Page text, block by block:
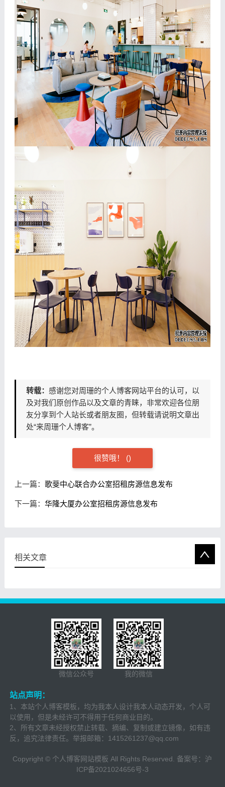
转载： 感谢您对周珊的个人博客网站平台的认可，以
及对我们原创作品以及文章的青睐，非常欢迎各位朋
友分享到个人站长或者朋友圈，但转载请说明文章出
处“来周珊个人博客”。
很赞哦！ ()
上一篇： 歌斐中心联合办公室招租房源信息发布
下一篇： 华隆大厦办公室招租房源信息发布
相关文章
微信公众号 我的微信
站点声明：
1、本站个人博客模板，均为我本人设计我本人动态开发，个人可
以使用，但是未经许可不得用于任何商业目的。
2、所有文章未经授权禁止转载、摘编、复制或建立镜像，如有违
反，追究法律责任。举报邮箱： 1415261237@qq.com
Copyright © 个人博客网站模板 All Rights Reserved. 备案号： 沪
ICP备2021024656号-3